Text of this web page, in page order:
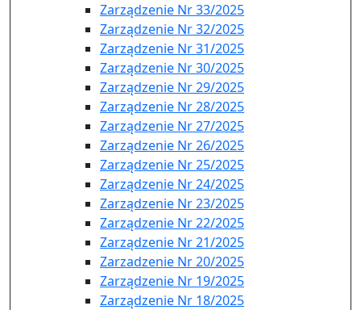
Zarządzenie Nr 33/2025
Zarządzenie Nr 32/2025
Zarządzenie Nr 31/2025
Zarządzenie Nr 30/2025
Zarządzenie Nr 29/2025
Zarządzenie Nr 28/2025
Zarządzenie Nr 27/2025
Zarządzenie Nr 26/2025
Zarządzenie Nr 25/2025
Zarządzenie Nr 24/2025
Zarządzenie Nr 23/2025
Zarządzenie Nr 22/2025
Zarządzenie Nr 21/2025
Zarzadzenie Nr 20/2025
Zarządzenie Nr 19/2025
Zarządzenie Nr 18/2025